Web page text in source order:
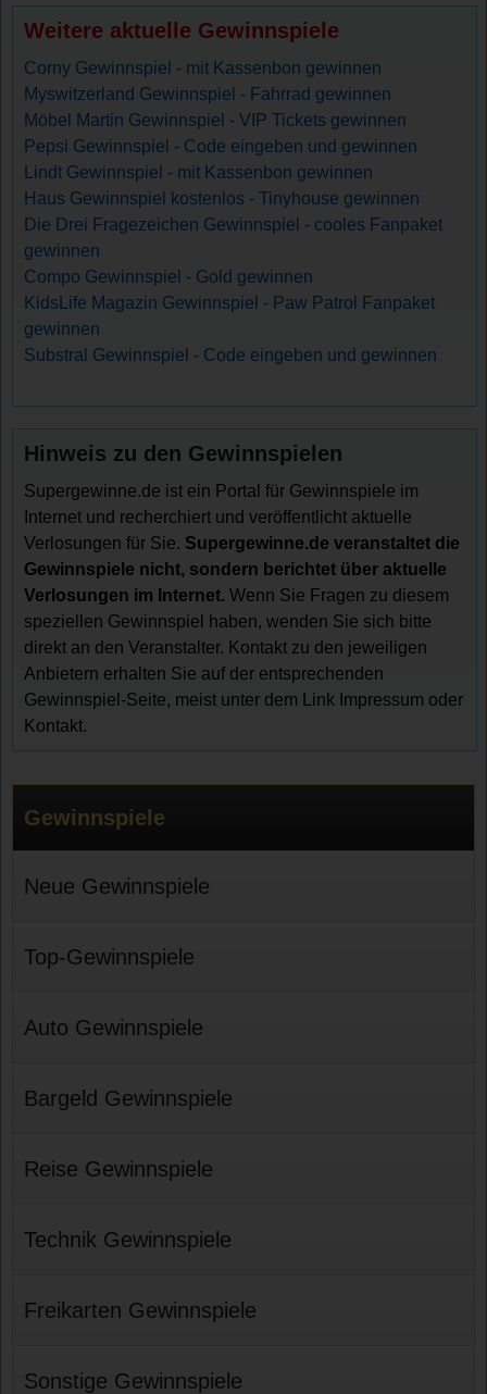
Weitere aktuelle Gewinnspiele
Corny Gewinnspiel - mit Kassenbon gewinnen
Myswitzerland Gewinnspiel - Fahrrad gewinnen
Möbel Martin Gewinnspiel - VIP Tickets gewinnen
Pepsi Gewinnspiel - Code eingeben und gewinnen
Lindt Gewinnspiel - mit Kassenbon gewinnen
Haus Gewinnspiel kostenlos - Tinyhouse gewinnen
Die Drei Fragezeichen Gewinnspiel - cooles Fanpaket
gewinnen
Compo Gewinnspiel - Gold gewinnen
KidsLife Magazin Gewinnspiel - Paw Patrol Fanpaket
gewinnen
Substral Gewinnspiel - Code eingeben und gewinnen
Hinweis zu den Gewinnspielen
Supergewinne.de ist ein Portal für Gewinnspiele im
Internet und recherchiert und veröffentlicht aktuelle
Verlosungen für Sie. Supergewinne.de veranstaltet die
Gewinnspiele nicht, sondern berichtet über aktuelle
Verlosungen im Internet. Wenn Sie Fragen zu diesem
speziellen Gewinnspiel haben, wenden Sie sich bitte
direkt an den Veranstalter. Kontakt zu den jeweiligen
Anbietern erhalten Sie auf der entsprechenden
Gewinnspiel-Seite, meist unter dem Link Impressum oder
Kontakt.
Gewinnspiele
Neue Gewinnspiele
Top-Gewinnspiele
Auto Gewinnspiele
Bargeld Gewinnspiele
Reise Gewinnspiele
Technik Gewinnspiele
Freikarten Gewinnspiele
Sonstige Gewinnspiele